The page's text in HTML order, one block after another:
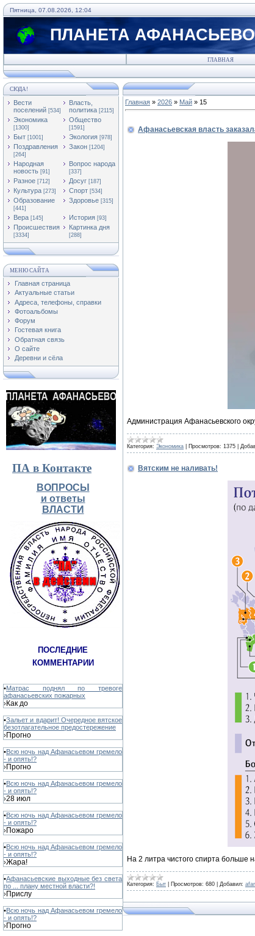
Пятница, 07.08.2026, 12:04
ПЛАНЕТА АФАНАСЬЕВО
ГЛАВНАЯ
СЮДА!
Вести
поселений [534]
Власть,
политика [2115]
Экономика
[1300]
Общество
[1591]
Быт [1001] Экология [978]
Поздравления
[264]
Закон [1204]
Народная
новость [91]
Вопрос народа
[337]
Разное [712] Досуг [187]
Культура [273] Спорт [534]
Образование
[441]
Здоровье [315]
Вера [145] История [93]
Происшествия
[3334]
Картинка дня
[288]
МЕНЮ САЙТА
Главная страница
Актуальные статьи
Адреса, телефоны, справки
Фотоальбомы
Форум
Гостевая книга
Обратная связь
О сайте
Деревни и сёла
ПА в Контакте
ВОПРОСЫ
и ответы
ВЛАСТИ
ПОСЛЕДНИЕ
КОММЕНТАРИИ
•Матрас поднял по тревоге
афанасьевских пожарных
›Как до
•Зальет и вдарит! Очередное вятское
безотлагательное предостережение
›Прогно
•Всю ночь над Афанасьевом гремело
- и опять!?
›Прогно
•Всю ночь над Афанасьевом гремело
- и опять!?
›28 июл
•Всю ночь над Афанасьевом гремело
- и опять!?
›Пожаро
•Всю ночь над Афанасьевом гремело
- и опять!?
›Жара!
•Афанасьевские выходные без света
по ... плану местной власти?!
›Прислу
•Всю ночь над Афанасьевом гремело
- и опять!?
›Прогно
Главная » 2026 » Май » 15
Афанасьевская власть
Администрация Афанасьевского
Категория: Экономика Просмотров: 1375
Вятским не наливать!
На 2 литра чистого спирта больше
Категория: Быт Просмотров: 680 Добавил: